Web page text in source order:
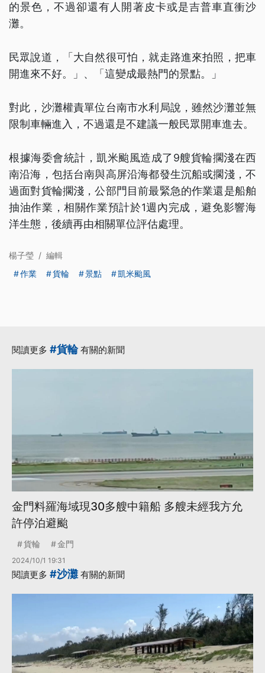
的景色，不過卻還有人開著皮卡或是吉普車直衝沙
灘。
民眾說道，「大自然很可怕，就走路進來拍照，把車
開進來不好。」、「這變成最熱門的景點。」
對此，沙灘權責單位台南市水利局說，雖然沙灘並無
限制車輛進入，不過還是不建議一般民眾開車進去。
根據海委會統計，凱米颱風造成了9艘貨輪擱淺在西
南沿海，包括台南與高屏沿海都發生沉船或擱淺，不
過面對貨輪擱淺，公部門目前最緊急的作業還是船舶
抽油作業，相關作業預計於1週內完成，避免影響海
洋生態，後續再由相關單位評估處理。
楊子瑩 / 編輯
作業
貨輪 景點 凱米颱風
閱讀更多 #貨輪有關的新聞
金門料羅海域現30多艘中籍船 多艘未經我方允
許停泊避颱
貨輪 金門
2024/10/1 19:31
閱讀更多 #沙灘 有關的新聞